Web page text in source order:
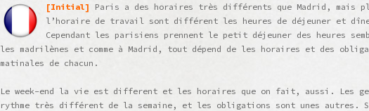
[Initial] Paris a des horaires très différents que Madrid, mais
l’horaire de travail sont différent les heures de déjeuner et
Cependant les parisiens prennent le petit déjeuner des heures
les madrilènes et comme à Madrid, tout dépend de les horaires et des
matinales de chacun.
Le week-end la vie est different et les horaires que on fait, aussi. Les
rythme très différent de la semaine, et les obligations sont unes autres.